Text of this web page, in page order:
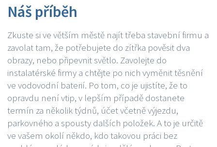
Náš příběh
Zkuste si ve větším městě najít třeba stavební firmu a
zavolat tam, že potřebujete do zítřka pověsit dva
obrazy, nebo připevnit světlo. Zavolejte do
instalatérské firmy a chtějte po nich vyměnit těsnění
ve vodovodní baterií. Po tom, co je ujistíte, že to
opravdu není vtip, v lepším případě dostanete
termín za několik týdnů, účet včetně výjezdu,
parkovného a spousty dalších položek. A to je určitě
ve vašem okolí někdo, kdo takovou práci bez